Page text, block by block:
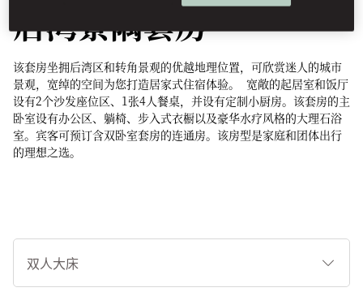
后湾景隅套房
该套房坐拥后湾区和转角景观的优越地理位置，可欣赏迷人的城市
景观，宽绰的空间为您打造居家式住宿体验。 宽敞的起居室和饭厅
设有2个沙发座位区、1张4人餐桌，并设有定制小厨房。该套房的主
卧室设有办公区、躺椅、步入式衣橱以及豪华水疗风格的大理石浴
室。宾客可预订含双卧室套房的连通房。该房型是家庭和团体出行
的理想之选。
睡
型